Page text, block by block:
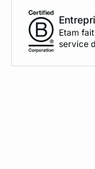
Etam
service